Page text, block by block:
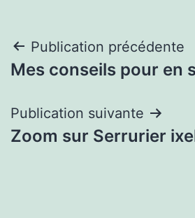
Navigation
de
l’article
Publication précédente
Mes conseils pour en
Publication suivante
Zoom sur Serrurier